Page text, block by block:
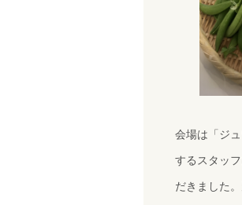
会場は「ジ
するスタッ
だきました